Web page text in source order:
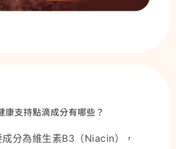
康支持點滴成分有哪些？
分為維生素B3（Niacin），